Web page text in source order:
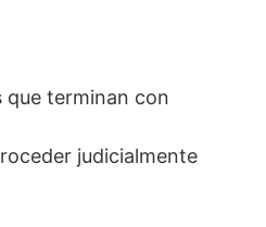
terminan con
judicialmente